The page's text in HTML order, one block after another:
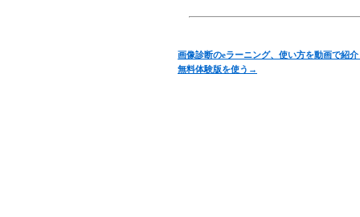
画像診断のeラーニング、使い方を動画で紹
無料体験版を使う→